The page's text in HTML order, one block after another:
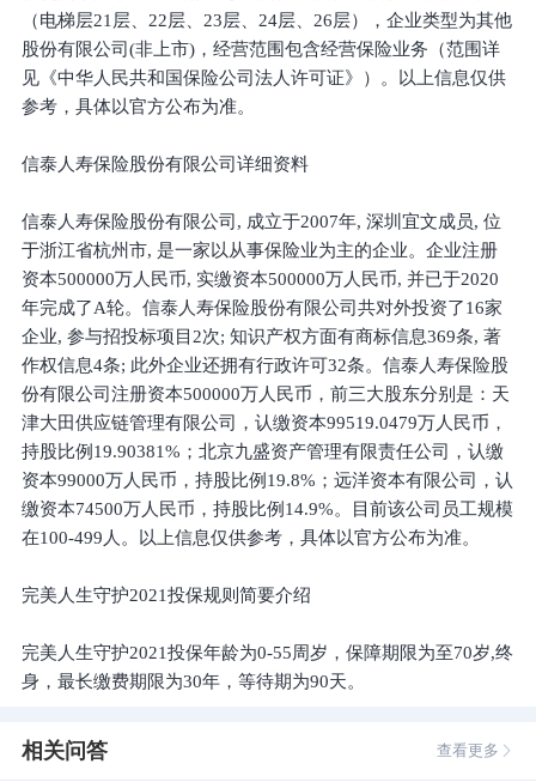
（电梯层21层、22层、23层、24层、26层），企业类型为其他
股份有限公司(非上市)，经营范围包含经营保险业务（范围详
见《中华人民共和国保险公司法人许可证》）。以上信息仅供
参考，具体以官方公布为准。
信泰人寿保险股份有限公司详细资料
信泰人寿保险股份有限公司, 成立于2007年, 深圳宜文成员, 位
于浙江省杭州市, 是一家以从事保险业为主的企业。企业注册
资本500000万人民币, 实缴资本500000万人民币, 并已于2020
年完成了A轮。信泰人寿保险股份有限公司共对外投资了16家
企业, 参与招投标项目2次; 知识产权方面有商标信息369条, 著
作权信息4条; 此外企业还拥有行政许可32条。信泰人寿保险股
份有限公司注册资本500000万人民币，前三大股东分别是：天
津大田供应链管理有限公司，认缴资本99519.0479万人民币，
持股比例19.90381%；北京九盛资产管理有限责任公司，认缴
资本99000万人民币，持股比例19.8%；远洋资本有限公司，认
缴资本74500万人民币，持股比例14.9%。目前该公司员工规模
在100-499人。以上信息仅供参考，具体以官方公布为准。
完美人生守护2021投保规则简要介绍
完美人生守护2021投保年龄为0-55周岁，保障期限为至70岁,终
身，最长缴费期限为30年，等待期为90天。
相关问答 查看更多